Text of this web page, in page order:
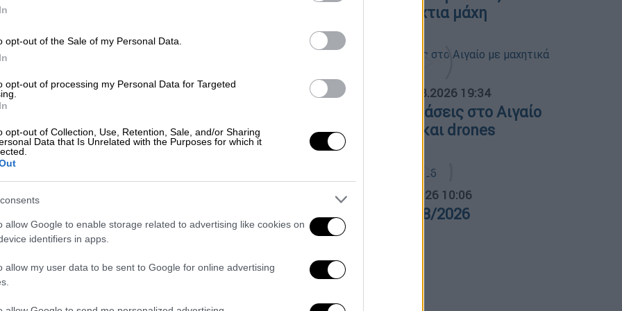
opt-out of the Sale of my Personal Data.
opt-out of processing my Personal Data for Targeted
opt-out of Collection, Use, Retention, Sale, and/or Sharing
Data that Is Unrelated with the Purposes for which it
allow Google to enable storage related to advertising like cookies on
identifiers in apps.
allow my user data to be sent to Google for online advertising
Αθλητισμός 19.06.2026 13:30
«πέθανε» τον πατέρα του Μέσι
Θάνος Ασκητής: Παιδιά, social
φλόγες και ολονύχτια μάχη
ΑΠΟΣΠΑΣΜΑΤΑ... 06.08.2026 19:34
Τουρκικές παραβιάσεις στο Αιγαίο
με μαχητικά F-16 και drones
Ώρα Ελλάδος... 06.08.2026 10:06
Ώρα Ελλάδος 06/08/2026